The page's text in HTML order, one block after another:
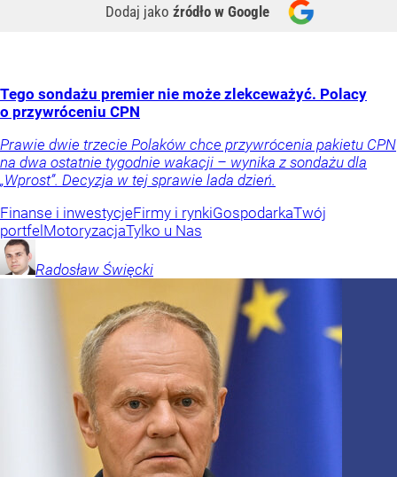
Dodaj jako źródło w Google
Tego sondażu premier nie może zlekceważyć. Polacy
o przywróceniu CPN
Prawie dwie trzecie Polaków chce przywrócenia pakietu CPN
na dwa ostatnie tygodnie wakacji – wynika z sondażu dla
„Wprost”. Decyzja w tej sprawie lada dzień.
Finanse i inwestycjeFirmy i rynkiGospodarkaTwój
portfel MotoryzacjaTylko u Nas
Radosław Święcki